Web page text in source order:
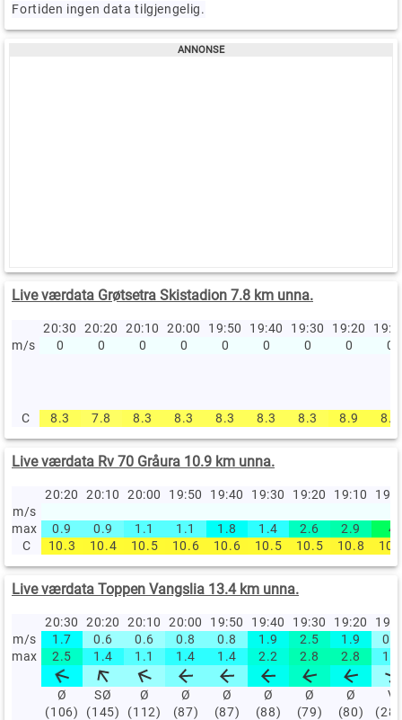
Fortiden ingen data tilgjengelig.
Live værdata Grøtsetra Skistadion 7.8 km unna.
20:30 20:20 20:10 20:00 19:50 19:40 19:30 19:20
m/s
0 0 0 0 0 0 0 0 0
C 8.3 7.8 8.3 8.3 8.3 8.3 8.3 8.9 8.9
Live værdata Rv 70 Gråura 10.9 km unna.
20:20 20:10 20:00 19:50 19:40 19:30 19:20 19:10
m/s
max
0.9 0.9 1.1 1.1 1.8 1.4 2.6 2.9
4
C
10.3 10.4 10.5 10.6 10.6 10.5 10.5 10.8
Live værdata Toppen Vangslia 13.4 km unna.
20:30 20:20 20:10 20:00 19:50 19:40 19:30 19:20
m/s
1.7 0.6 0.6 0.8 0.8 1.9 2.5 1.9
0.6
max
2.5 1.4 1.1 1.4 1.4 2.2 2.8 2.8 1.1
Ø
(106)
SØ
(145)
Ø
(112)
Ø
(87)
Ø
(87)
Ø
(88)
Ø
(79)
Ø
(80)
V